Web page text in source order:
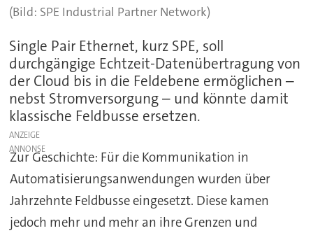
(Bild: SPE Industrial Partner Network)
Single Pair Ethernet, kurz SPE, soll
durchgängige Echtzeit-Datenübertragung von
der Cloud bis in die Feldebene ermöglichen –
nebst Stromversorgung – und könnte damit
klassische Feldbusse ersetzen.
ANZEIGE
Zur Geschichte: Für die Kommunikation in
Automatisierungsanwendungen wurden über
Jahrzehnte Feldbusse eingesetzt. Diese kamen
jedoch mehr und mehr an ihre Grenzen und